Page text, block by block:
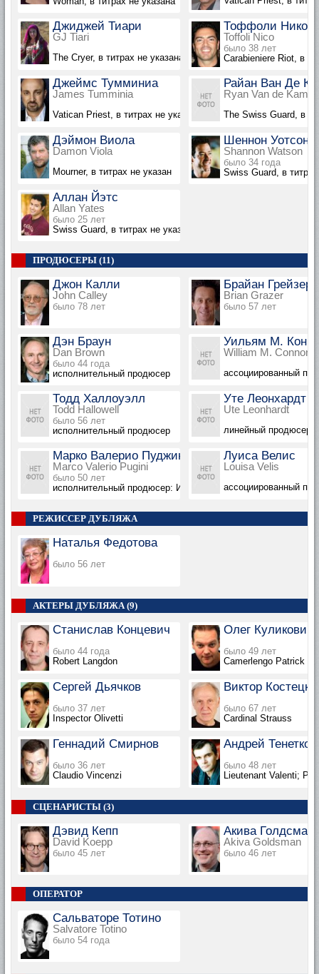
Джиджей Тиари
GJ Tiari
The Cryer, в титрах не указана
Тоффоли Нико
Toffoli Nico
было 38 лет
Carabieniere Riot, в
Джеймс Тумминиа
James Tumminia
Vatican Priest, в титрах не указан
Райан Ван Де
Ryan Van de Kamp
The Swiss Guard, в
Дэймон Виола
Damon Viola
Mourner, в титрах не указан
Шеннон Уотсон
Shannon Watson
было 34 года
Swiss Guard, в
Аллан Йэтс
Allan Yates
было 25 лет
Swiss Guard, в титрах не указан
ПРОДЮСЕРЫ (11)
Джон Калли
John Calley
было 78 лет
Брайан Грейзер
Brian Grazer
было 57 лет
Дэн Браун
Dan Brown
было 44 года
исполнительный продюсер
Уильям М.
William M. Connor
ассоциированный
Тодд Халлоуэлл
Todd Hallowell
было 56 лет
исполнительный продюсер
Уте Леонхардт
Ute Leonhardt
линейный продюсер:
Марко Валерио Пуджини
Marco Valerio Pugini
было 50 лет
исполнительный продюсер: Италия
Луиса Велис
Louisa Velis
ассоциированный
РЕЖИССЕР ДУБЛЯЖА
Наталья Федотова
было 56 лет
АКТЕРЫ ДУБЛЯЖА (9)
Станислав Концевич
было 44 года
Robert Langdon
Олег Куликович
было 49 лет
Camerlengo Patrick
Сергей Дьячков
было 37 лет
Inspector Olivetti
Виктор
было 67 лет
Cardinal Strauss
Геннадий Смирнов
было 36 лет
Claudio Vincenzi
Андрей Тенетко
было 48 лет
Lieutenant Valenti;
СЦЕНАРИСТЫ (3)
Дэвид Кепп
David Koepp
было 45 лет
Акива Голдсман
Akiva Goldsman
было 46 лет
ОПЕРАТОР
Сальваторе Тотино
Salvatore Totino
было 54 года